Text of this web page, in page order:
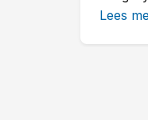
alleen
Lees